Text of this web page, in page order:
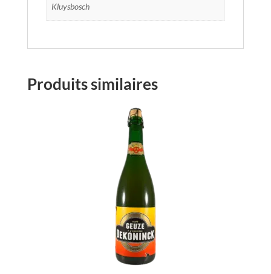
Kluysbosch
Produits similaires